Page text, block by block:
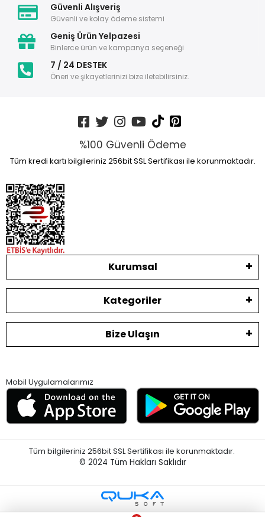
Güvenli Alışveriş
Güvenli ve kolay ödeme sistemi
Geniş Ürün Yelpazesi
Binlerce ürün ve kampanya seçeneği
7 / 24 DESTEK
Öneri ve şikayetlerinizi bize iletebilirsiniz.
%100 Güvenli Ödeme
Tüm kredi kartı bilgileriniz 256bit SSL Sertifikası ile korunmaktadır.
Kurumsal
Kategoriler
Bize Ulaşın
Mobil Uygulamalarımız
Tüm bilgileriniz 256bit SSL Sertifikası ile korunmaktadır.
© 2024 Tüm Hakları Saklıdır